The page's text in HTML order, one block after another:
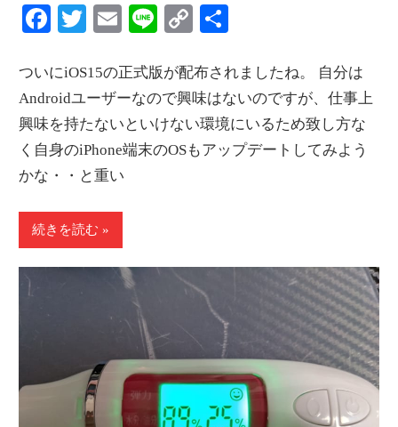
Facebook
Twitter
EmailLineCopy
ついにiOS15の正式版が配布されましたね。 自分は
Androidユーザーなので興味はないのですが、仕事上
興味を持たないといけない環境にいるため致し方な
く自身のiPhone端末のOSもアップデートしてみよう
かな・・と重い
続きを読む